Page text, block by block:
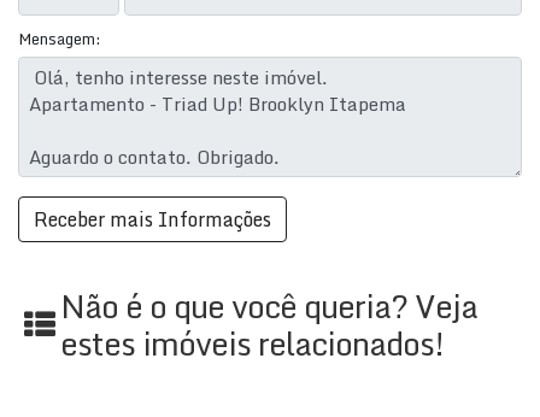
2 Salas
1 Vaga de garagem
Cozinha
e Área de Serviço
Aquecimento Central
Infraestrutura e Lazer de Qualidade:
seu dia a dia.
Academiade ginástica equipada
Mensagem:
Não é o que você queria? Veja
estes imóveis relacionados!